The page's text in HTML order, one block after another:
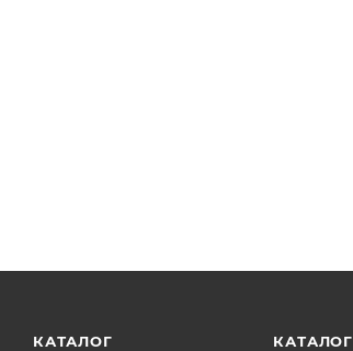
КАТАЛОГ КАТАЛОГ